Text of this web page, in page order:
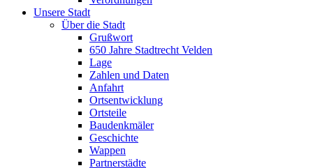
Unsere Stadt
Über die Stadt
Grußwort
650 Jahre Stadtrecht Velden
Lage
Zahlen und Daten
Anfahrt
Ortsentwicklung
Ortsteile
Baudenkmäler
Geschichte
Wappen
Partnerstädte